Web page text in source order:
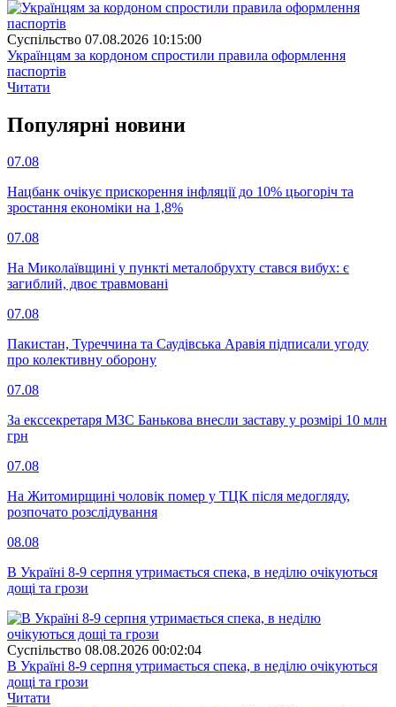
Суспiльство 07.08.2026 10:15:00
Українцям за кордоном спростили правила оформлення
паспортів
Читати
Популярнi новини
07.08
Нацбанк очікує прискорення інфляції до 10% цьогоріч та
зростання економіки на 1,8%
07.08
На Миколаївщині у пункті металобрухту стався вибух: є
загиблий, двоє травмовані
07.08
Пакистан, Туреччина та Саудівська Аравія підписали угоду
про колективну оборону
07.08
За екссекретаря МЗС Банькова внесли заставу у розмірі 10 млн
грн
07.08
На Житомирщині чоловік помер у ТЦК після медогляду,
розпочато розслідування
08.08
В Україні 8-9 серпня утримається спека, в неділю очікуються
дощі та грози
Суспiльство 08.08.2026 00:02:04
В Україні 8-9 серпня утримається спека, в неділю очікуються
дощі та грози
Читати